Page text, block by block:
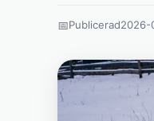
📅Publicerad2026-